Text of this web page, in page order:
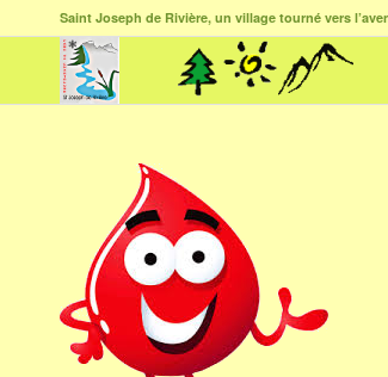
Saint Joseph de Rivière, un village tourné vers